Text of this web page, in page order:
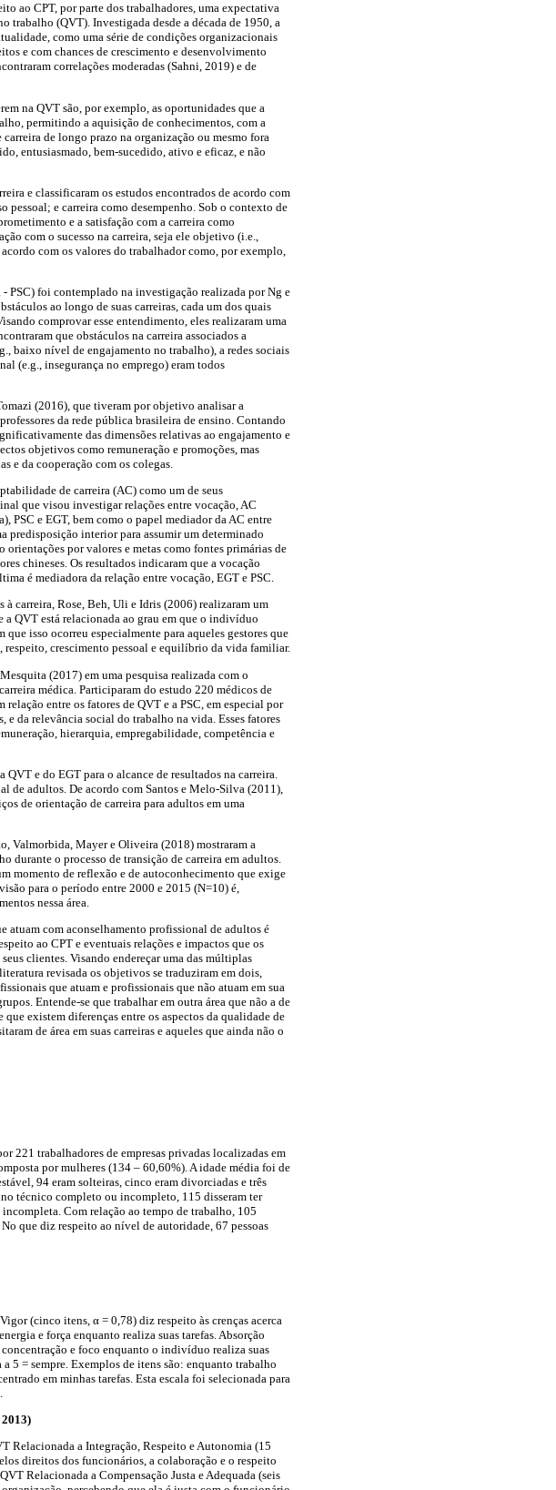
ao CPT, por parte dos trabalhadores, uma expectativa
trabalho (QVT). Investigada desde a década de 1950, a
como uma série de condições organizacionais
e com chances de crescimento e desenvolvimento
correlações moderadas (Sahni, 2019) e de
na QVT são, por exemplo, as oportunidades que a
permitindo a aquisição de conhecimentos, com a
de longo prazo na organização ou mesmo fora
entusiasmado, bem-sucedido, ativo e eficaz, e não
e classificaram os estudos encontrados de acordo com
pessoal; e carreira como desempenho. Sob o contexto de
e a satisfação com a carreira como
com o sucesso na carreira, seja ele objetivo (i.e.,
com os valores do trabalhador como, por exemplo,
- PSC) foi contemplado na investigação realizada por Ng e
ao longo de suas carreiras, cada um dos quais
comprovar esse entendimento, eles realizaram uma
que obstáculos na carreira associados a
baixo nível de engajamento no trabalho), a redes sociais
(e.g., insegurança no emprego) eram todos
(2016), que tiveram por objetivo analisar a
da rede pública brasileira de ensino. Contando
das dimensões relativas ao engajamento e
objetivos como remuneração e promoções, mas
e da cooperação com os colegas.
de carreira (AC) como um de seus
que visou investigar relações entre vocação, AC
PSC e EGT, bem como o papel mediador da AC entre
predisposição interior para assumir um determinado
por valores e metas como fontes primárias de
chineses. Os resultados indicaram que a vocação
é mediadora da relação entre vocação, EGT e PSC.
carreira, Rose, Beh, Uli e Idris (2006) realizaram um
a QVT está relacionada ao grau em que o indivíduo
que isso ocorreu especialmente para aqueles gestores que
crescimento pessoal e equilíbrio da vida familiar.
(2017) em uma pesquisa realizada com o
médica. Participaram do estudo 220 médicos de
entre os fatores de QVT e a PSC, em especial por
e da relevância social do trabalho na vida. Esses fatores
hierarquia, empregabilidade, competência e
e do EGT para o alcance de resultados na carreira.
de adultos. De acordo com Santos e Melo-Silva (2011),
de orientação de carreira para adultos em uma
Valmorbida, Mayer e Oliveira (2018) mostraram a
durante o processo de transição de carreira em adultos.
momento de reflexão e de autoconhecimento que exige
para o período entre 2000 e 2015 (N=10) é,
nessa área.
atuam com aconselhamento profissional de adultos é
ao CPT e eventuais relações e impactos que os
clientes. Visando endereçar uma das múltiplas
revisada os objetivos se traduziram em dois,
que atuam e profissionais que não atuam em sua
Entende-se que trabalhar em outra área que não a de
existem diferenças entre os aspectos da qualidade de
de área em suas carreiras e aqueles que ainda não o
221 trabalhadores de empresas privadas localizadas em
por mulheres (134 – 60,60%). A idade média foi de
94 eram solteiras, cinco eram divorciadas e três
técnico completo ou incompleto, 115 disseram ter
Com relação ao tempo de trabalho, 105
que diz respeito ao nível de autoridade, 67 pessoas
(cinco itens, α = 0,78) diz respeito às crenças acerca
e força enquanto realiza suas tarefas. Absorção
e foco enquanto o indivíduo realiza suas
5 = sempre. Exemplos de itens são: enquanto trabalho
em minhas tarefas. Esta escala foi selecionada para
Relacionada a Integração, Respeito e Autonomia (15
direitos dos funcionários, a colaboração e o respeito
Relacionada a Compensação Justa e Adequada (seis